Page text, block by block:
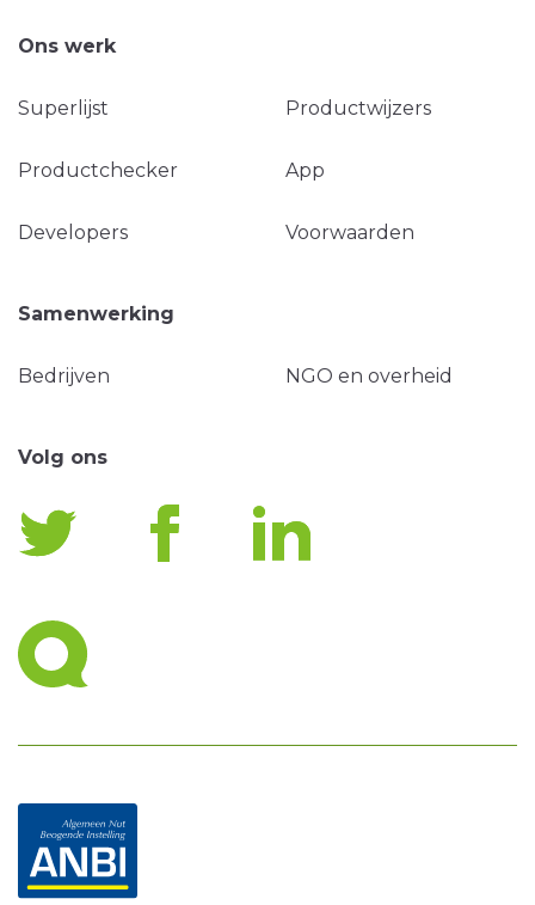
Ons werk
Superlijst Productwijzers
Productchecker App
Developers Voorwaarden
Samenwerking
Bedrijven NGO en overheid
Volg ons